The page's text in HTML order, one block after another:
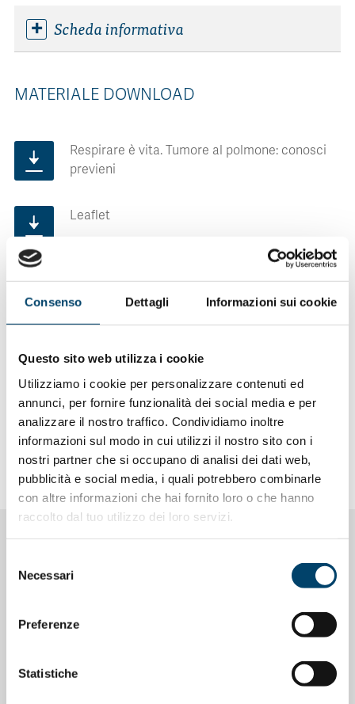
Consenso Dettagli Informazioni sui cookie
Questo sito web utilizza i cookie
Utilizziamo i cookie per personalizzare contenuti ed
annunci, per fornire funzionalità dei social media e per
analizzare il nostro traffico. Condividiamo inoltre
informazioni sul modo in cui utilizzi il nostro sito con i
nostri partner che si occupano di analisi dei dati web,
pubblicità e social media, i quali potrebbero combinarle
con altre informazioni che hai fornito loro o che hanno
raccolto dal tuo utilizzo dei loro servizi.
delNecessari
Preferenze
Statistiche
Scheda informativa
MATERIALE DOWNLOAD
Respirare è vita. Tumore al polmone: conosci
previeni
Leaflet
INFORMAZIONI
Dove curarsi
Associazioni di pazienti
Link utili